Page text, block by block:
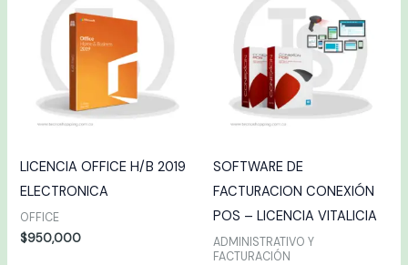
LICENCIA OFFICE H/B 2019
ELECTRONICA
OFFICE
$950,000
SOFTWARE DE
FACTURACION CONEXIÓN
POS – LICENCIA VITALICIA
ADMINISTRATIVO Y
FACTURACIÓN